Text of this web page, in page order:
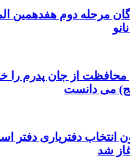
مرحله دوم هفدهمین
محافظت از جان پدرم را
می دانست
انتخاب دفتریاری دفتر